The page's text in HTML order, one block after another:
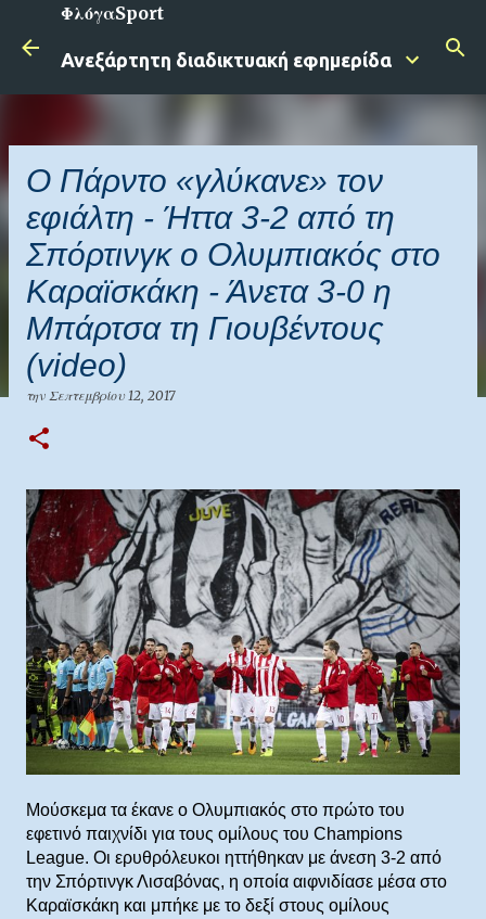
Μετάβαση στο κύριο περιεχόμενο
ΦλόγαSport
Ανεξάρτητη διαδικτυακή εφημερίδα
Ο Πάρντο «γλύκανε» τον
εφιάλτη - Ήττα 3-2 από τη
Σπόρτινγκ ο Ολυμπιακός στο
Καραϊσκάκη - Άνετα 3-0 η
Μπάρτσα τη Γιουβέντους
(video)
την Σεπτεμβρίου 12, 2017
Μούσκεμα τα έκανε ο Ολυμπιακός στο πρώτο του
εφετινό παιχνίδι για τους ομίλους του Champions
League. Οι ερυθρόλευκοι ηττήθηκαν με άνεση 3-2 από
την Σπόρτινγκ Λισαβόνας, η οποία αιφνιδίασε μέσα στο
Καραϊσκάκη και μπήκε με το δεξί στους ομίλους